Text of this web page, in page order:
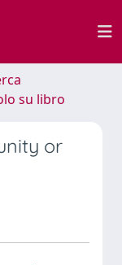
su libro
or